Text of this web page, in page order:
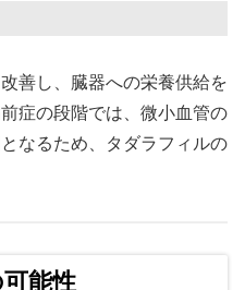
善し、臓器への栄養供給を
症の段階では、微小血管の
なるため、タダラフィルの
能性